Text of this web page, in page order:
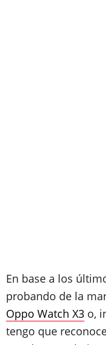
En base a los
probando de la
Oppo Watch X3 o,
tengo que